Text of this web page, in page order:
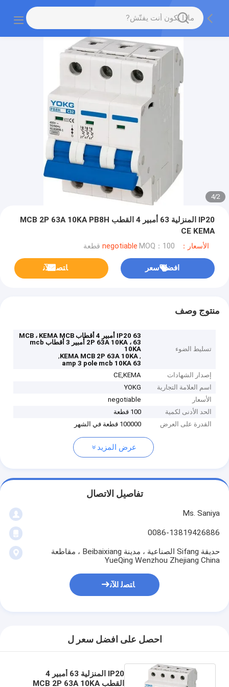
2
/
4
IP20 المنزلية 63 أمبير 4 القطب MCB 2P 63A 10KA PB8H
CE KEMA
الأسعار：negotiable MOQ：100 قطعة
افضل سعر ﺎﺘﺼﻟ ﺍﻶﻧ
منتوج وصف
تسليط الضوء
IP20 63 أمبير 4 أقطاب MCB ، KEMA MCB
2P 63A 10KA ، 63 أمبير 3 أقطاب mcb
10KA
,
KEMA MCB 2P 63A 10KA
,
63 amp 3 pole mcb 10KA
إصدار الشهادات
CE,KEMA
اسم العلامة التجارية
YOKG
الأسعار
negotiable
الحد الأدنى لكمية
100 قطعة
القدرة على العرض
100000 قطعة في الشهر
عرض المزيد
تفاصيل الاتصال
Ms. Saniya
0086-13819426886
حديقة Sifang الصناعية ، مدينة Beibaixiang ، مقاطعة
YueQing Wenzhou Zhejiang China
ﺎﺘﺼﻟ ﺍﻶﻧ
احصل على افضل سعر ل
IP20 المنزلية 63 أمبير 4
القطب MCB 2P 63A 10KA